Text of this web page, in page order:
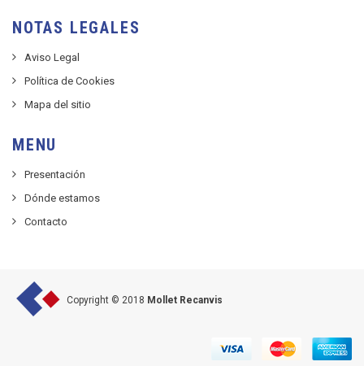
NOTAS LEGALES
Aviso Legal
Política de Cookies
Mapa del sitio
MENU
Presentación
Dónde estamos
Contacto
Copyright © 2018 Mollet Recanvis